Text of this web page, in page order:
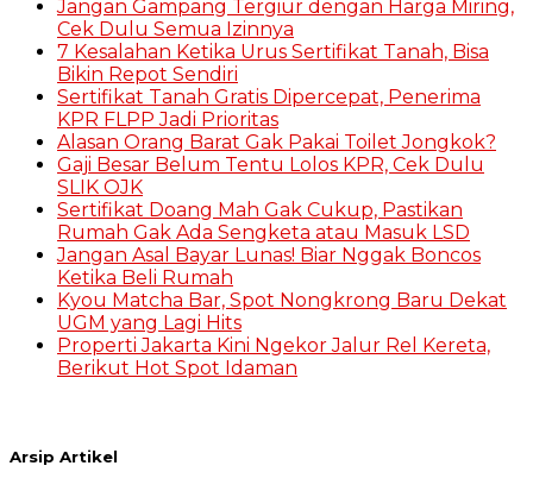
Jangan Gampang Tergiur dengan Harga Miring,
Cek Dulu Semua Izinnya
7 Kesalahan Ketika Urus Sertifikat Tanah, Bisa
Bikin Repot Sendiri
Sertifikat Tanah Gratis Dipercepat, Penerima
KPR FLPP Jadi Prioritas
Alasan Orang Barat Gak Pakai Toilet Jongkok?
Gaji Besar Belum Tentu Lolos KPR, Cek Dulu
SLIK OJK
Sertifikat Doang Mah Gak Cukup, Pastikan
Rumah Gak Ada Sengketa atau Masuk LSD
Jangan Asal Bayar Lunas! Biar Nggak Boncos
Ketika Beli Rumah
Kyou Matcha Bar, Spot Nongkrong Baru Dekat
UGM yang Lagi Hits
Properti Jakarta Kini Ngekor Jalur Rel Kereta,
Berikut Hot Spot Idaman
Arsip Artikel